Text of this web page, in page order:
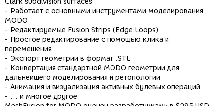
Clark subdivision surfaces
- Работает с основными инструментами моделирования
MODO
- Редактируемые Fusion Strips (Edge Loops)
- Простое редактирование с помощью клика и
перемешения
- Экспорт геометрии в формат .STL
- Конвертация стандартной MODO геометрии для
дальнейшего моделирования и ретопологии
- Анимация и визуализация активных булевых операций
- … и многое другое